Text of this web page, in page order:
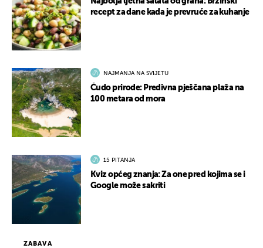
ZABAVA
recept za dane kada je prevruće za kuhanje
NAJMANJA NA SVIJETU
Čudo prirode: Predivna pješčana plaža na
100 metara od mora
15 PITANJA
Kviz općeg znanja: Za one pred kojima se i
Google može sakriti